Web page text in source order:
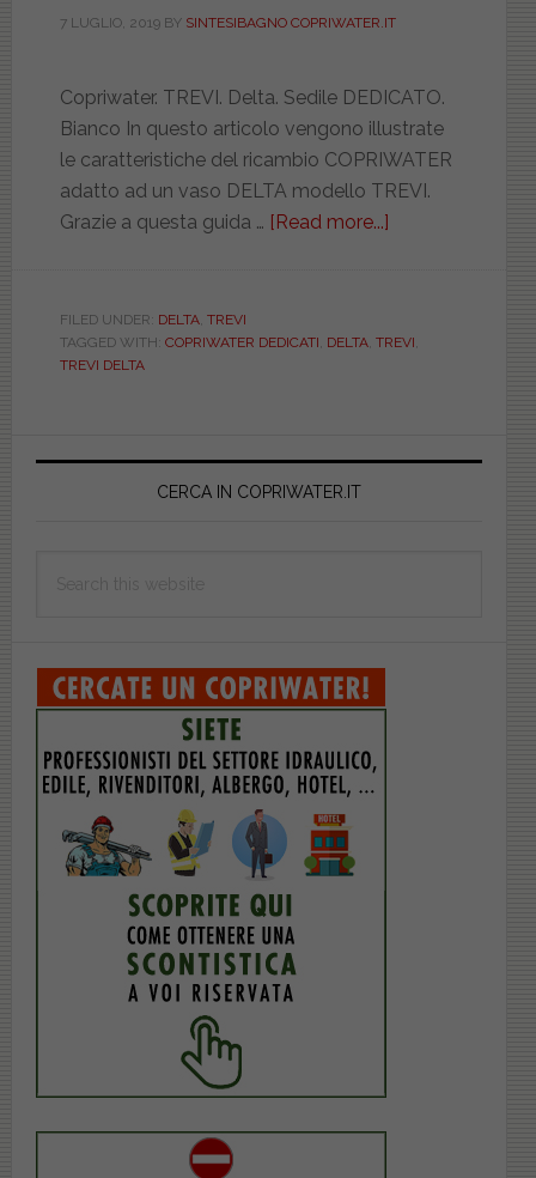
7 LUGLIO, 2019BY SINTESIBAGNO COPRIWATER.IT
Copriwater. TREVI. Delta. Sedile DEDICATO.
Bianco In questo articolo vengono illustrate
le caratteristiche del ricambio COPRIWATER
adatto ad un vaso DELTA modello TREVI.
Grazie a questa guida … [Read more...]
DEDICATO.
FILED UNDER: DELTA, TREVI
TAGGED WITH: COPRIWATER DEDICATI, DELTA, TREVI,
TREVI DELTA
Primary
CERCA IN COPRIWATER.IT